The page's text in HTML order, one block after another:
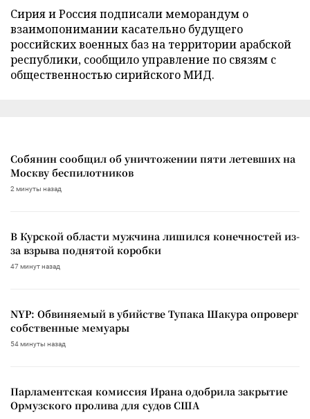
Сирия и Россия подписали меморандум о
взаимопонимании касательно будущего
российских военных баз на территории арабской
республики, сообщило управление по связям с
общественностью сирийского МИД.
Собянин сообщил об уничтожении пяти летевших на
Москву беспилотников
2 минуты назад
В Курской области мужчина лишился конечностей из-
за взрыва поднятой коробки
47 минут назад
NYP: Обвиняемый в убийстве Тупака Шакура опроверг
собственные мемуары
54 минуты назад
Парламентская комиссия Ирана одобрила закрытие
Ормузского пролива для судов США